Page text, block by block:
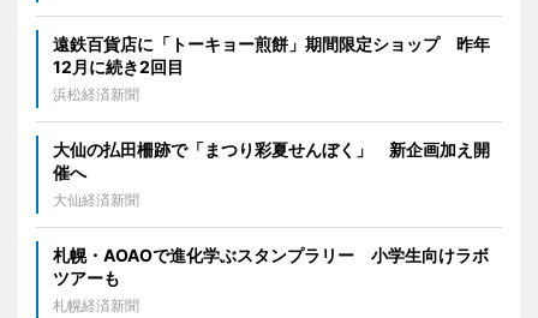
遠鉄百貨店に「トーキョー煎餅」期間限定ショップ 昨年
12月に続き2回目
浜松経済新聞
大仙の払田柵跡で「まつり彩夏せんぼく」 新企画加え開
催へ
大仙経済新聞
札幌・AOAOで進化学ぶスタンプラリー 小学生向けラボ
ツアーも
札幌経済新聞